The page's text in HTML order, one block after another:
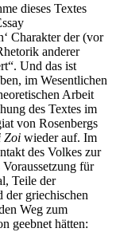
dieses Textes
Charakter der (vor
anderer
Und das ist
im Wesentlichen
Arbeit
des Textes im
von Rosenbergs
Zoi wieder auf. Im
des Volkes zur
für
Teile der
der griechischen
Weg zum
geebnet hätten: